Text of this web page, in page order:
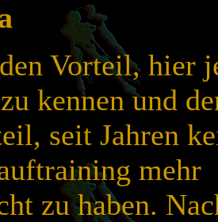
Vorteil, hier
kennen und
seit Jahren
mehr
zu haben.